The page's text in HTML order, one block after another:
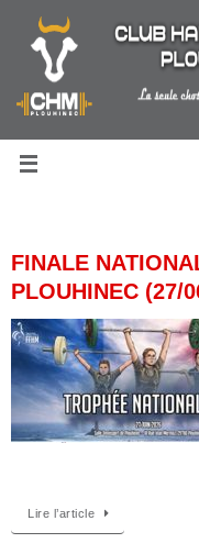
contenu
FINALE
PLOUHINEC (27/
Lire l’article